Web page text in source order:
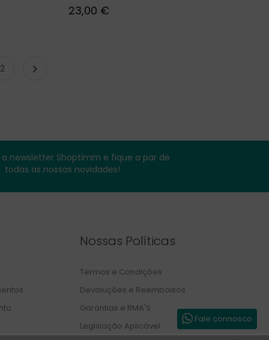
Fale connosco
23,00 €
2 
a newsletter Shoptimm e fique a par de
todas as nossas novidades!
Nossas Políticas
Termos e Condições
Devoluções e Reembolsos
Garantias e RMA'S
Legislação Aplicável